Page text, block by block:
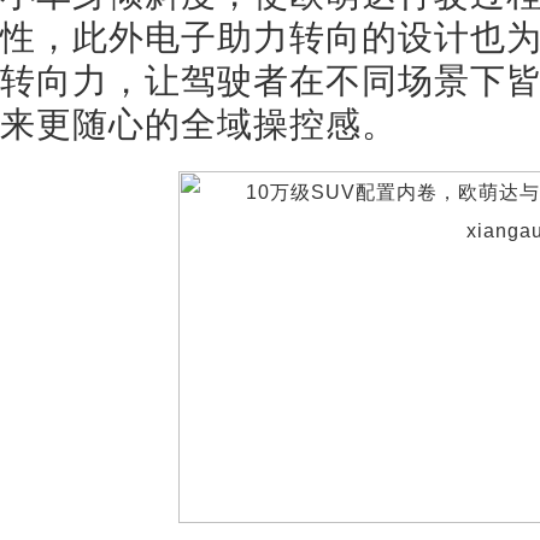
性，此外电子助力转向的设计也
转向力，让驾驶者在不同场景下
来更随心的全域操控感。